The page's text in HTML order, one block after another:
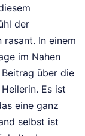
der
rasant. In einem
im Nahen
über die
Es ist
eine ganz
selbst ist